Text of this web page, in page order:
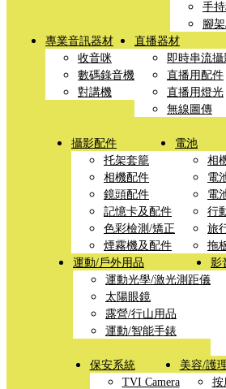
手
腳
專業音訊器材
收音咪
數碼錄音機
對講機
直播器材
即時串流攝
直播用配件
直播用燈光
無線圖傳
攝影配件
托架套籠
相機配件
鏡頭配件
記憶卡及配件
色彩檢測/矯正
煙霧機及配件
電池
相
電
電
行
旅
拖
運動/戶外用品
運動光學/激光測距儀
太陽眼鏡
露營/行山用品
運動/智能手錶
影
保安系統
TVI Camera
美容/護
按